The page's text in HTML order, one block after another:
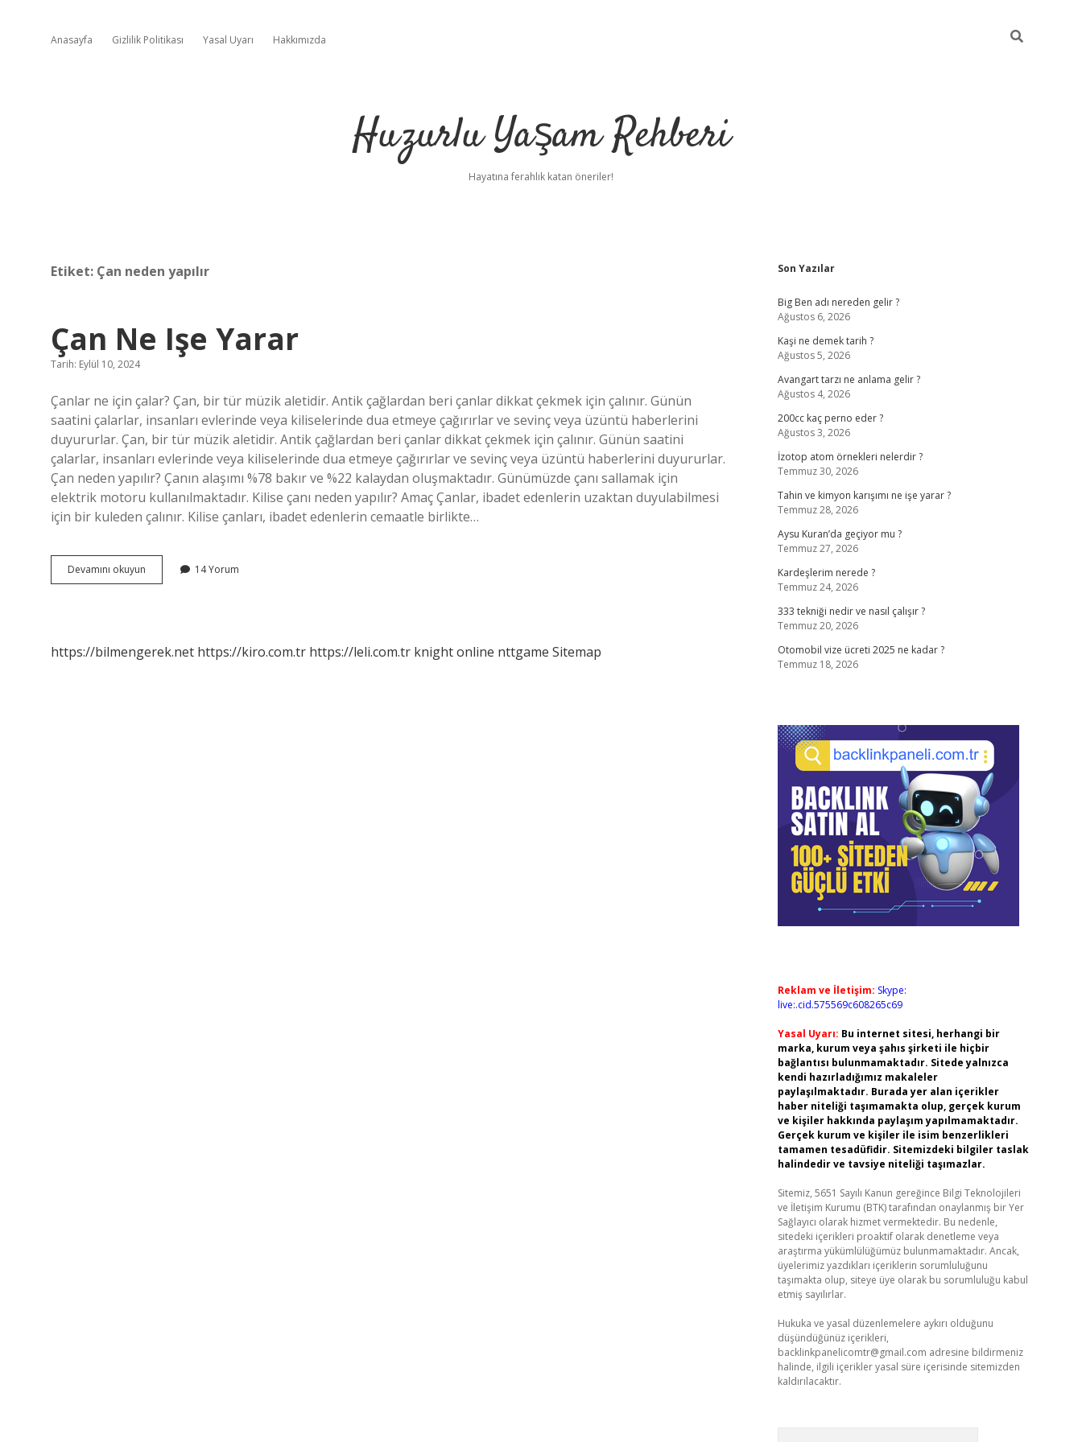
Anasayfa Gizlilik Politikası Yasal Uyarı Hakkımızda
Huzurlu Yaşam Rehberi
Hayatına ferahlık katan öneriler!
Etiket: Çan neden yapılır
Çan Ne Işe Yarar
Tarih: Eylül 10, 2024
Çanlar ne için çalar? Çan, bir tür müzik aletidir. Antik çağlardan beri çanlar dikkat çekmek için çalınır. Günün
saatini çalarlar, insanları evlerinde veya kiliselerinde dua etmeye çağırırlar ve sevinç veya üzüntü haberlerini
duyururlar. Çan, bir tür müzik aletidir. Antik çağlardan beri çanlar dikkat çekmek için çalınır. Günün saatini
çalarlar, insanları evlerinde veya kiliselerinde dua etmeye çağırırlar ve sevinç veya üzüntü haberlerini duyururlar.
Çan neden yapılır? Çanın alaşımı %78 bakır ve %22 kalaydan oluşmaktadır. Günümüzde çanı sallamak için
elektrik motoru kullanılmaktadır. Kilise çanı neden yapılır? Amaç Çanlar, ibadet edenlerin uzaktan duyulabilmesi
için bir kuleden çalınır. Kilise çanları, ibadet edenlerin cemaatle birlikte…
Devamını okuyun
Ne
14 Yorum
https://bilmengerek.net https://kiro.com.tr https://leli.com.tr knight online nttgame Sitemap
Sidebar
Son Yazılar
Big Ben adı nereden gelir ?
Ağustos 6, 2026
Kaşi ne demek tarih ?
Ağustos 5, 2026
Avangart tarzı ne anlama gelir ?
Ağustos 4, 2026
200cc kaç perno eder ?
Ağustos 3, 2026
İzotop atom örnekleri nelerdir ?
Temmuz 30, 2026
Tahin ve kimyon karışımı ne işe yarar ?
Temmuz 28, 2026
Aysu Kuran’da geçiyor mu ?
Temmuz 27, 2026
Kardeşlerim nerede ?
Temmuz 24, 2026
333 tekniği nedir ve nasıl çalışır ?
Temmuz 20, 2026
Otomobil vize ücreti 2025 ne kadar ?
Temmuz 18, 2026
Reklam ve İletişim: Skype:
live:.cid.575569c608265c69
Yasal Uyarı: Bu internet sitesi, herhangi bir
marka, kurum veya şahıs şirketi ile hiçbir
bağlantısı bulunmamaktadır. Sitede yalnızca
kendi hazırladığımız makaleler
paylaşılmaktadır. Burada yer alan içerikler
haber niteliği taşımamakta olup, gerçek kurum
ve kişiler hakkında paylaşım yapılmamaktadır.
Gerçek kurum ve kişiler ile isim benzerlikleri
tamamen tesadüfidir. Sitemizdeki bilgiler taslak
halindedir ve tavsiye niteliği taşımazlar.
Sitemiz, 5651 Sayılı Kanun gereğince Bilgi Teknolojileri
ve İletişim Kurumu (BTK) tarafından onaylanmış bir Yer
Sağlayıcı olarak hizmet vermektedir. Bu nedenle,
sitedeki içerikleri proaktif olarak denetleme veya
araştırma yükümlülüğümüz bulunmamaktadır. Ancak,
üyelerimiz yazdıkları içeriklerin sorumluluğunu
taşımakta olup, siteye üye olarak bu sorumluluğu kabul
etmiş sayılırlar.
Hukuka ve yasal düzenlemelere aykırı olduğunu
düşündüğünüz içerikleri,
backlinkpanelicomtr@gmail.com adresine bildirmeniz
halinde, ilgili içerikler yasal süre içerisinde sitemizden
kaldırılacaktır.